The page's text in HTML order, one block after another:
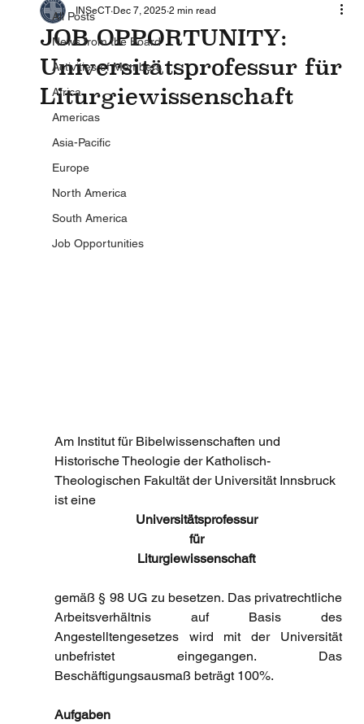
All Posts
News from the Board
Activities of Members
Africa
Americas
Asia-Pacific
Europe
North America
South America
Job Opportunities
JOB OPPORTUNITY:
Universitätsprofessur für
Liturgiewissenschaft
INSeCT Dec 7, 2025 2 min read
Am Institut für Bibelwissenschaften und
Historische Theologie der Katholisch-
Theologischen Fakultät der Universität Innsbruck
ist eine
Universitätsprofessur
für
Liturgiewissenschaft
gemäß § 98 UG zu besetzen. Das privatrechtliche
Arbeitsverhältnis auf Basis des
Angestelltengesetzes wird mit der Universität
unbefristet eingegangen. Das
Beschäftigungsausmaß beträgt 100%.
Aufgaben